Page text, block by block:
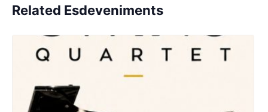
Related Esdeveniments